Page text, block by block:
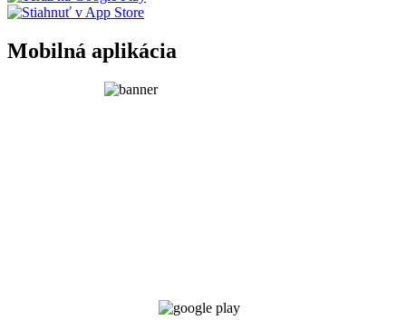
Mobilná aplikácia